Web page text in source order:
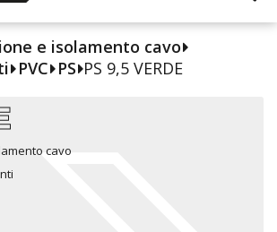
e isolamento cavo
PVC PS PS 9,5 VERDE
cavo